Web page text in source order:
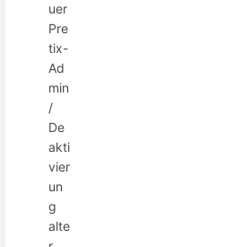
uer
Pre
tix-
Ad
min
/
De
akti
vier
un
g
alte